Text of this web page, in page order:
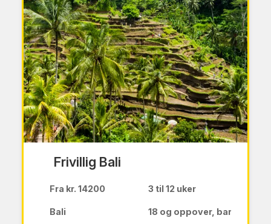
Frivillig Bali
Fra kr. 14200 3 til 12 uker
Bali 18 og oppover,